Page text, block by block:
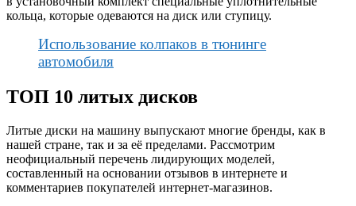
кольца, которые одеваются на диск или ступицу.
Использование колпаков в тюнинге
автомобиля
ТОП 10 литых дисков
Литые диски на машину выпускают многие бренды, как в
нашей стране, так и за её пределами. Рассмотрим
неофициальный перечень лидирующих моделей,
составленный на основании отзывов в интернете и
комментариев покупателей интернет-магазинов.